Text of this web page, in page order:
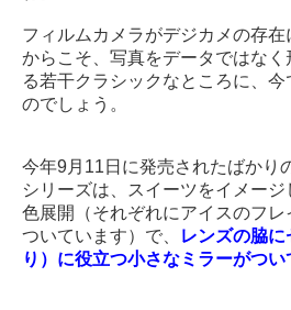
フィルムカメラがデジカメの存
からこそ、写真をデータではなく
る若干クラシックなところに、
のでしょう。
今年9月11日に発売されたばかり
シリーズは、スイーツをイメー
色展開（それぞれにアイスのフ
ついています）で、
レンズの脇
り）に役立つ小さなミラーがつい